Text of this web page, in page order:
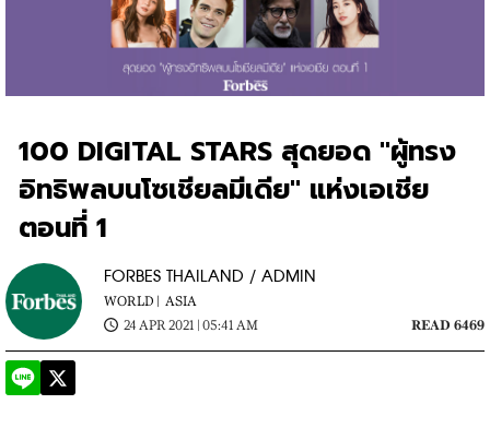
100 DIGITAL STARS สุดยอด "ผู้ทรง
อิทธิพลบนโซเชียลมีเดีย" แห่งเอเชีย
ตอนที่ 1
FORBES THAILAND / ADMIN
WORLD | ASIA
24 APR 2021 | 05:41 AM
READ 6469